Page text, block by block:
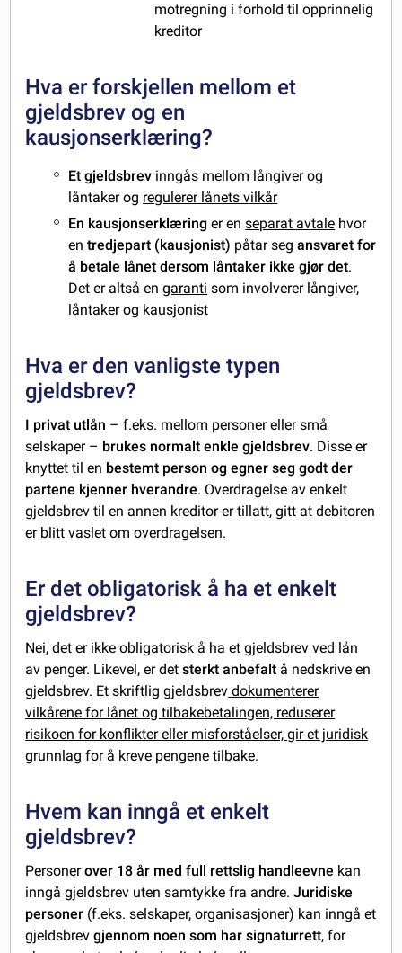
motregning i forhold til opprinnelig
kreditor
Hva er forskjellen mellom et
gjeldsbrev og en
kausjonserklæring?
Et gjeldsbrev inngås mellom långiver og
låntaker og regulerer lånets vilkår
En kausjonserklæring er enseparat avtale hvor
entredjepart (kausjonist) påtar segansvaret for
å betale lånet dersom låntaker ikke gjør det.
Det er altså engaranti som involverer långiver,
låntaker og kausjonist
Hva er den vanligste typen
gjeldsbrev?
I privat utlån – f.eks. mellom personer eller små
selskaper – brukes normalt enkle gjeldsbrev. Disse er
knyttet til en bestemt person og egner seg godt der
partene kjenner hverandre. Overdragelse av enkelt
gjeldsbrev til en annen kreditor er tillatt, gitt at debitoren
er blitt vaslet om overdragelsen.
Er det obligatorisk å ha et enkelt
gjeldsbrev?
Nei, det er ikke obligatorisk å ha et gjeldsbrev ved lån
av penger. Likevel, er detsterkt anbefalt å nedskrive en
gjeldsbrev. Et skriftlig gjeldsbrev dokumenterer
vilkårene for lånet og tilbakebetalingen, reduserer
risikoen for konflikter eller misforståelser, gir et juridisk
grunnlag for å kreve pengene tilbake.
Hvem kan inngå et enkelt
gjeldsbrev?
Personerover 18 år med full rettslig handleevne kan
inngå gjeldsbrev uten samtykke fra andre.Juridiske
personer (f.eks. selskaper, organisasjoner) kan inngå et
gjeldsbrevgjennom noen som har signaturrett, for